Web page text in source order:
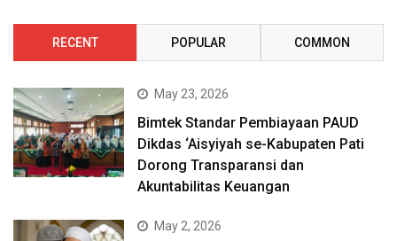
RECENT POPULAR COMMON
May 23, 2026
Bimtek Standar Pembiayaan PAUD
Dikdas ‘Aisyiyah se-Kabupaten Pati
Dorong Transparansi dan
Akuntabilitas Keuangan
May 2, 2026